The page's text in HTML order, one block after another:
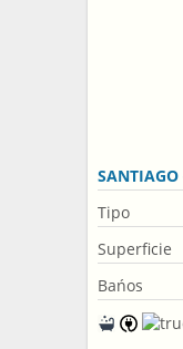
SANTIAGO
Tipo
Superficie
Bańos